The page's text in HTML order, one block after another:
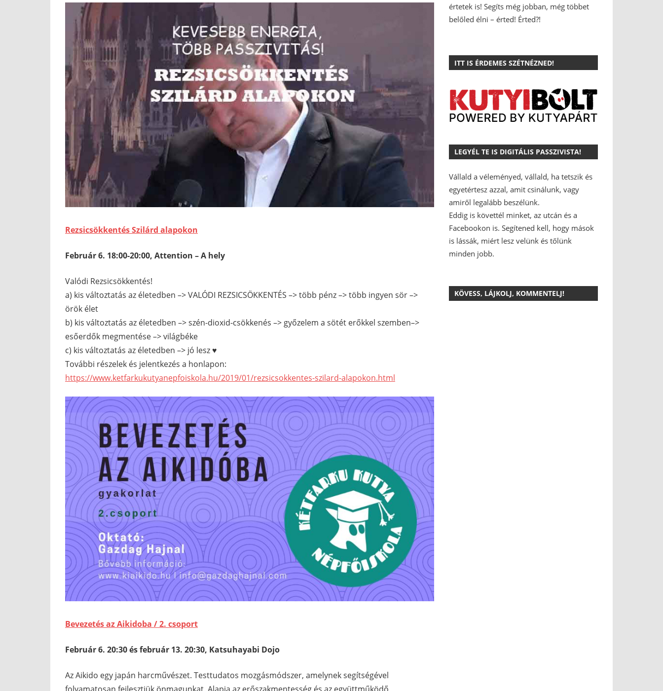
Rezsicsökkentés Szilárd alapokon
Február 6. 18:00-20:00, Attention – A hely
Valódi Rezsicsökkentés!
a) kis változtatás az életedben –> VALÓDI REZSICSÖKKENTÉS –> több pénz –> több ingyen sör –>
örök élet
b) kis változtatás az életedben –> szén-dioxid-csökkenés –> győzelem a sötét erőkkel szemben–>
esőerdők megmentése –> világbéke
c) kis változtatás az életedben –> jó lesz ♥
További részelek és jelentkezés a honlapon:
https://www.ketfarkukutyanepfoiskola.hu/2019/01/rezsicsokkentes-szilard-alapokon.html
Bevezetés az Aikidoba / 2. csoport
Február 6. 20:30 és február 13. 20:30, Katsuhayabi Dojo
Az Aikido egy japán harcművészet. Testtudatos mozgásmódszer, amelynek segítségével
értetek is! Segíts még jobban, még többet
belőled élni – érted! Érted?!
ITT IS ÉRDEMES SZÉTNÉZNED!
LEGYÉL TE IS DIGITÁLIS PASSZIVISTA!
Vállald a véleményed, vállald, ha tetszik és
egyetértesz azzal, amit csinálunk, vagy
amiről legalább beszélünk.
Eddig is követtél minket, az utcán és a
Facebookon is. Segítened kell, hogy mások
is lássák, miért lesz velünk és tőlünk
minden jobb.
KÖVESS, LÁJKOLJ, KOMMENTELJ!